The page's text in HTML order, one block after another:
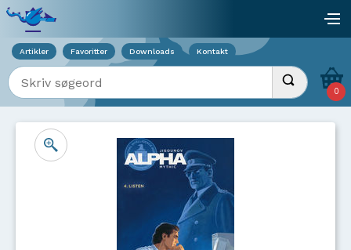
Artikler Favoritter Downloads Kontakt
Indtast søgeord Udfør søgning
0
Viser overlay for indkøbskurv